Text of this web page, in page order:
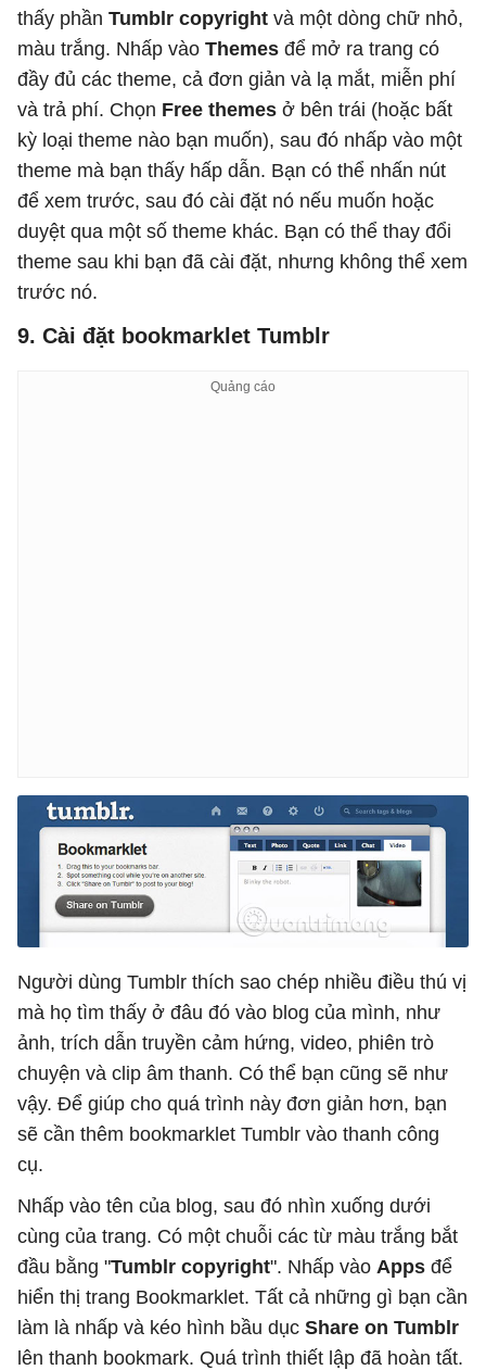
thấy phần Tumblr copyright và một dòng chữ nhỏ,
màu trắng. Nhấp vào Themes để mở ra trang có
đầy đủ các theme, cả đơn giản và lạ mắt, miễn phí
và trả phí. Chọn Free themes ở bên trái (hoặc bất
kỳ loại theme nào bạn muốn), sau đó nhấp vào một
theme mà bạn thấy hấp dẫn. Bạn có thể nhấn nút
để xem trước, sau đó cài đặt nó nếu muốn hoặc
duyệt qua một số theme khác. Bạn có thể thay đổi
theme sau khi bạn đã cài đặt, nhưng không thể xem
trước nó.
9. Cài đặt bookmarklet Tumblr
Người dùng Tumblr thích sao chép nhiều điều thú vị
mà họ tìm thấy ở đâu đó vào blog của mình, như
ảnh, trích dẫn truyền cảm hứng, video, phiên trò
chuyện và clip âm thanh. Có thể bạn cũng sẽ như
vậy. Để giúp cho quá trình này đơn giản hơn, bạn
sẽ cần thêm bookmarklet Tumblr vào thanh công
cụ.
Nhấp vào tên của blog, sau đó nhìn xuống dưới
cùng của trang. Có một chuỗi các từ màu trắng bắt
đầu bằng "Tumblr copyright". Nhấp vào Apps để
hiển thị trang Bookmarklet. Tất cả những gì bạn cần
làm là nhấp và kéo hình bầu dục Share on Tumblr
lên thanh bookmark. Quá trình thiết lập đã hoàn tất.